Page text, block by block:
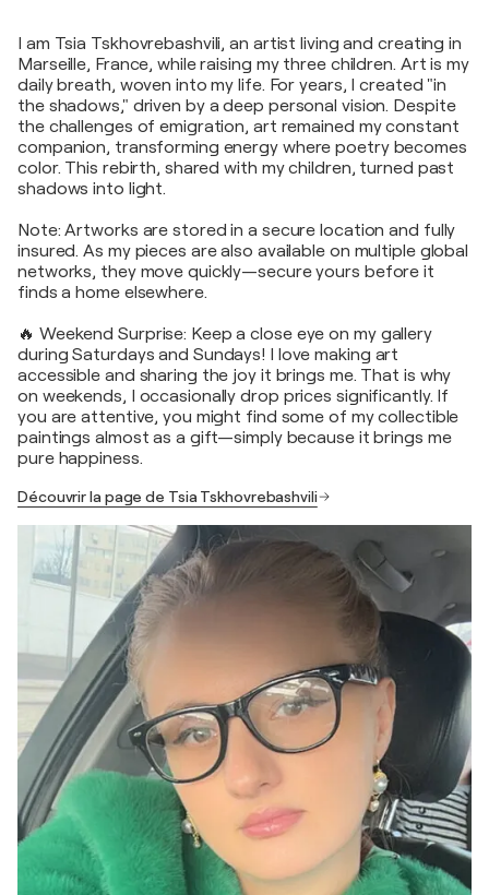
I am Tsia Tskhovrebashvili, an artist living and creating in
Marseille, France, while raising my three children. Art is my
daily breath, woven into my life. For years, I created "in
the shadows," driven by a deep personal vision. Despite
the challenges of emigration, art remained my constant
companion, transforming energy where poetry becomes
color. This rebirth, shared with my children, turned past
shadows into light.
Note: Artworks are stored in a secure location and fully
insured. As my pieces are also available on multiple global
networks, they move quickly—secure yours before it
finds a home elsewhere.
🔥 Weekend Surprise: Keep a close eye on my gallery
during Saturdays and Sundays! I love making art
accessible and sharing the joy it brings me. That is why
on weekends, I occasionally drop prices significantly. If
you are attentive, you might find some of my collectible
paintings almost as a gift—simply because it brings me
pure happiness.
Découvrir la page de Tsia Tskhovrebashvili